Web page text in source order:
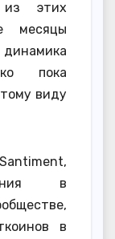
этих
месяцы
пока
виду
в
в